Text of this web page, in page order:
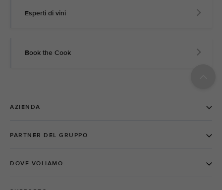
Esperti di vini
Book the Cook